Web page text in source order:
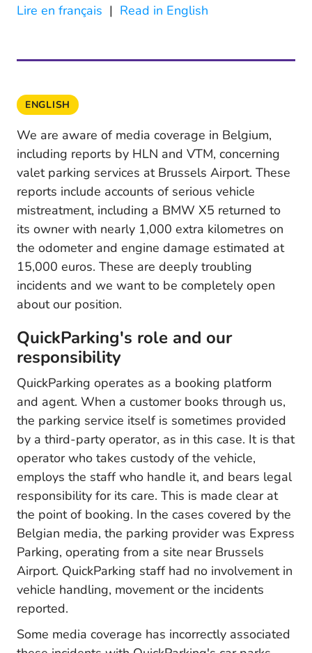
Lire en français | Read in English
ENGLISH
We are aware of media coverage in Belgium,
including reports by HLN and VTM, concerning
valet parking services at Brussels Airport. These
reports include accounts of serious vehicle
mistreatment, including a BMW X5 returned to
its owner with nearly 1,000 extra kilometres on
the odometer and engine damage estimated at
15,000 euros. These are deeply troubling
incidents and we want to be completely open
about our position.
QuickParking's role and our
responsibility
QuickParking operates as a booking platform
and agent. When a customer books through us,
the parking service itself is sometimes provided
by a third-party operator, as in this case. It is that
operator who takes custody of the vehicle,
employs the staff who handle it, and bears legal
responsibility for its care. This is made clear at
the point of booking. In the cases covered by the
Belgian media, the parking provider was Express
Parking, operating from a site near Brussels
Airport. QuickParking staff had no involvement in
vehicle handling, movement or the incidents
reported.
Some media coverage has incorrectly associated